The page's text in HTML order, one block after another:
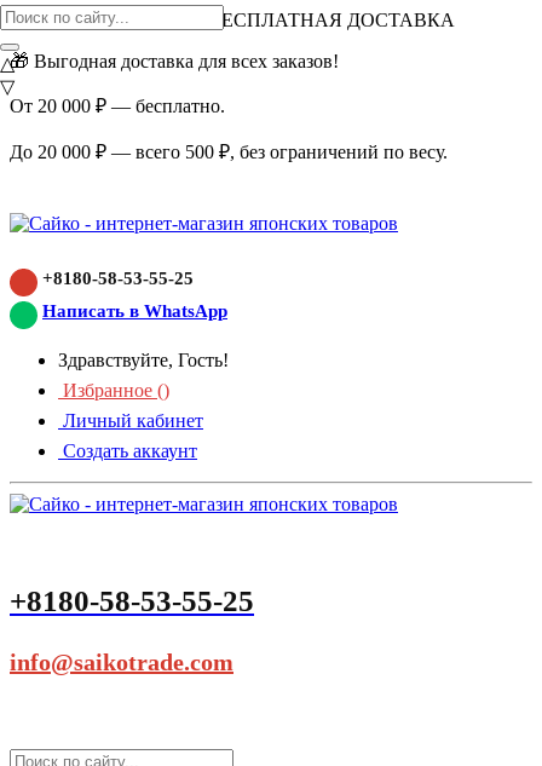
ВНИМАНИЕ АКЦИЯ!
БЕСПЛАТНАЯ ДОСТАВКА
🎁 Выгодная доставка для всех заказов!
От 20 000 ₽ — бесплатно.
До 20 000 ₽ — всего 500 ₽, без ограничений по весу.
+8180-58-53-55-25
Написать в WhatsApp
Здравствуйте, Гость!
Избранное ()
Личный кабинет
Создать аккаунт
+8180-58-53-55-25
info@saikotrade.com
△
▽